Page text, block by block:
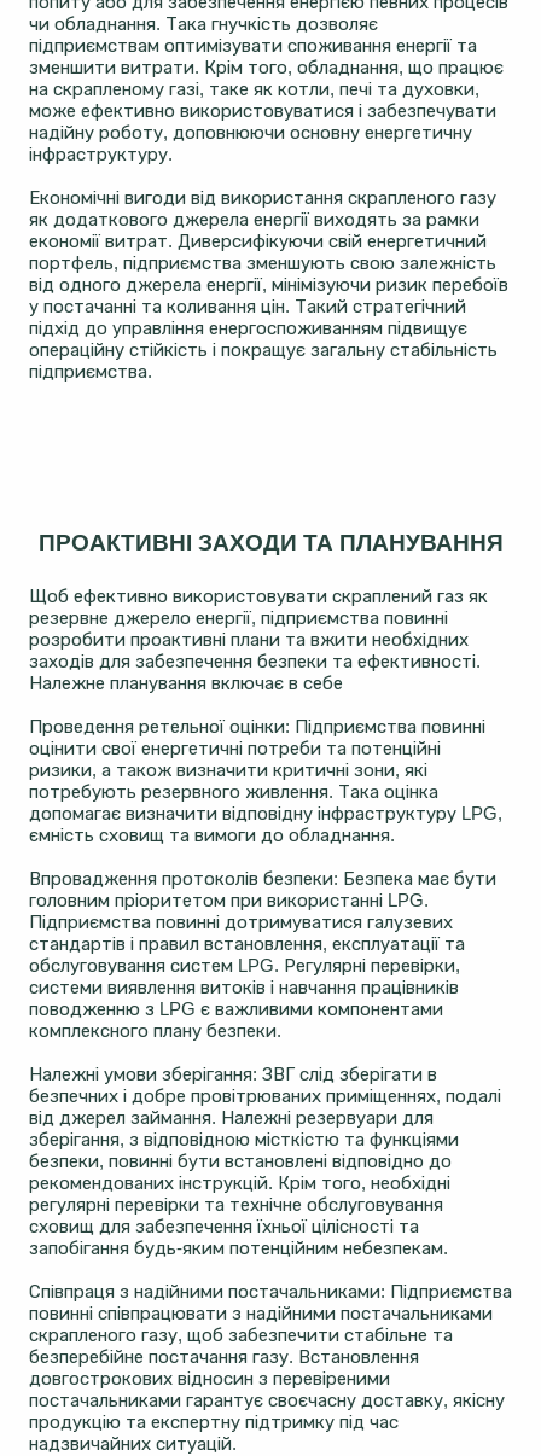
чи обладнання. Така гнучкість дозволяє
підприємствам оптимізувати споживання енергії та
зменшити витрати. Крім того, обладнання, що працює
на скрапленому газі, таке як котли, печі та духовки,
може ефективно використовуватися і забезпечувати
надійну роботу, доповнюючи основну енергетичну
інфраструктуру.
Економічні вигоди від використання скрапленого газу
як додаткового джерела енергії виходять за рамки
економії витрат. Диверсифікуючи свій енергетичний
портфель, підприємства зменшують свою залежність
від одного джерела енергії, мінімізуючи ризик перебоїв
у постачанні та коливання цін. Такий стратегічний
підхід до управління енергоспоживанням підвищує
операційну стійкість і покращує загальну стабільність
підприємства.
ПРОАКТИВНІ ЗАХОДИ ТА ПЛАНУВАННЯ
Щоб ефективно використовувати скраплений газ як
резервне джерело енергії, підприємства повинні
розробити проактивні плани та вжити необхідних
заходів для забезпечення безпеки та ефективності.
Належне планування включає в себе
Проведення ретельної оцінки: Підприємства повинні
оцінити свої енергетичні потреби та потенційні
ризики, а також визначити критичні зони, які
потребують резервного живлення. Така оцінка
допомагає визначити відповідну інфраструктуру LPG,
ємність сховищ та вимоги до обладнання.
Впровадження протоколів безпеки: Безпека має бути
головним пріоритетом при використанні LPG.
Підприємства повинні дотримуватися галузевих
стандартів і правил встановлення, експлуатації та
обслуговування систем LPG. Регулярні перевірки,
системи виявлення витоків і навчання працівників
поводженню з LPG є важливими компонентами
комплексного плану безпеки.
Належні умови зберігання: ЗВГ слід зберігати в
безпечних і добре провітрюваних приміщеннях, подалі
від джерел займання. Належні резервуари для
зберігання, з відповідною місткістю та функціями
безпеки, повинні бути встановлені відповідно до
рекомендованих інструкцій. Крім того, необхідні
регулярні перевірки та технічне обслуговування
сховищ для забезпечення їхньої цілісності та
запобігання будь-яким потенційним небезпекам.
Співпраця з надійними постачальниками: Підприємства
повинні співпрацювати з надійними постачальниками
скрапленого газу, щоб забезпечити стабільне та
безперебійне постачання газу. Встановлення
довгострокових відносин з перевіреними
постачальниками гарантує своєчасну доставку, якісну
продукцію та експертну підтримку під час
надзвичайних ситуацій.